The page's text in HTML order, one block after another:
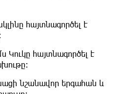
հայտնագործել է
Կուկը հայտնագործել է
նշանավոր երգահան և